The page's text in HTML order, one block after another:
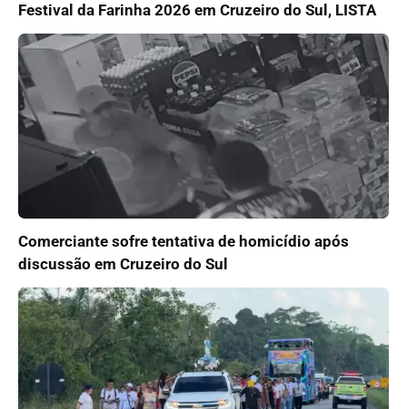
Festival da Farinha 2026 em Cruzeiro do Sul, LISTA
Comerciante sofre tentativa de homicídio após
discussão em Cruzeiro do Sul